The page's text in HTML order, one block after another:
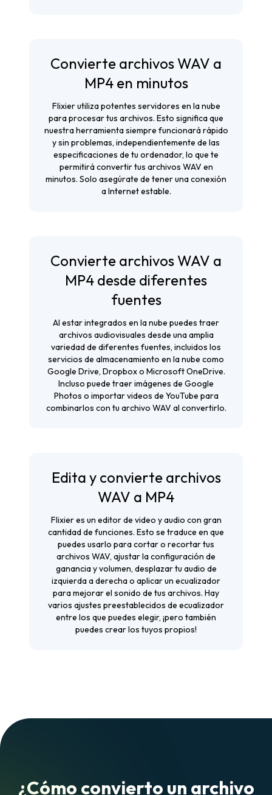
Convierte archivos WAV a
MP4 en minutos
Flixier utiliza potentes servidores en la nube
para procesar tus archivos. Esto significa que
nuestra herramienta siempre funcionará rápido
y sin problemas, independientemente de las
especificaciones de tu ordenador, lo que te
permitirá convertir tus archivos WAV en
minutos. Solo asegúrate de tener una conexión
a Internet estable.
Convierte archivos WAV a
MP4 desde diferentes
fuentes
Al estar integrados en la nube puedes traer
archivos audiovisuales desde una amplia
variedad de diferentes fuentes, incluidos los
servicios de almacenamiento en la nube como
Google Drive, Dropbox o Microsoft OneDrive.
Incluso puede traer imágenes de Google
Photos o importar videos de YouTube para
combinarlos con tu archivo WAV al convertirlo.
Edita y convierte archivos
WAV a MP4
Flixier es un editor de video y audio con gran
cantidad de funciones. Esto se traduce en que
puedes usarlo para cortar o recortar tus
archivos WAV, ajustar la configuración de
ganancia y volumen, desplazar tu audio de
izquierda a derecha o aplicar un ecualizador
para mejorar el sonido de tus archivos. Hay
varios ajustes preestablecidos de ecualizador
entre los que puedes elegir, ¡pero también
puedes crear los tuyos propios!
¿Cómo convierto un archivo